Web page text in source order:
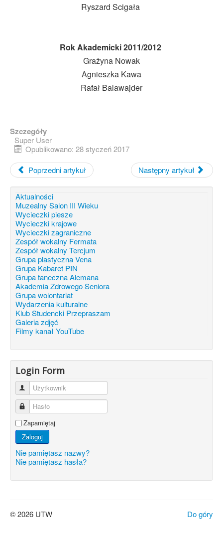
Ryszard Scigała
Rok Akademicki 2011/2012
Grażyna Nowak
Agnieszka Kawa
Rafał Balawajder
Szczegóły
Super User
Opublikowano: 28 styczeń 2017
Poprzedni artykuł
Następny artykuł
Aktualności
Muzealny Salon III Wieku
Wycieczki piesze
Wycieczki krajowe
Wycieczki zagraniczne
Zespół wokalny Fermata
Zespół wokalny Tercjum
Grupa plastyczna Vena
Grupa Kabaret PIN
Grupa taneczna Alemana
Akademia Zdrowego Seniora
Grupa wolontariat
Wydarzenia kulturalne
Klub Studencki Przepraszam
Galeria zdjęć
Filmy kanał YouTube
Login Form
Użytkownik
Hasło
Zapamiętaj
Zaloguj
Nie pamiętasz nazwy?
Nie pamiętasz hasła?
Do góry
© 2026 UTW